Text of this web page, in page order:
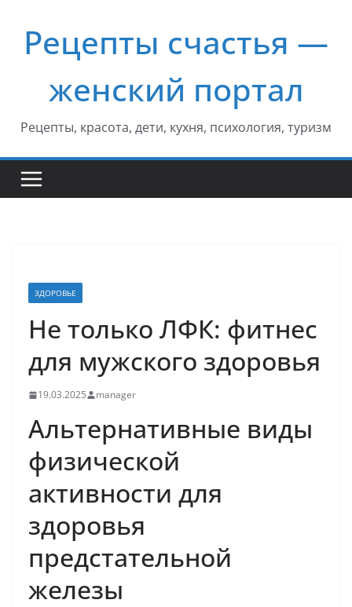
содержимому
Рецепты счастья —
женский портал
Рецепты, красота, дети, кухня, психология, туризм
ЗДОРОВЬЕ
Не только ЛФК: фитнес
для мужского здоровья
19.03.2025 manager
Альтернативные виды
физической
активности для
здоровья
предстательной
железы